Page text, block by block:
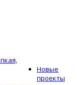
Новые
проекты